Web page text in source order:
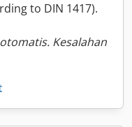
to DIN 1417).
Kesalahan